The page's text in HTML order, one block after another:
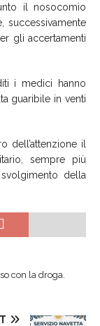
il nosocomio
successivamente
gli accertamenti
i medici hanno
guaribile in venti
dell’attenzione il
sempre più
della
con la droga.